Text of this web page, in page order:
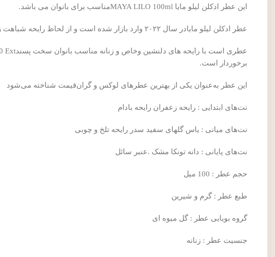
این عطر ادکلن لیلو مایا MAYA LILO 100mlمناسب برای بانوان می باشد.
عطر ادکلن لیلو مایادر سال ۲۰۲۲ وارد بازار شده است و از لحاظ رایحه شباهت زیادی به ادکلن اسانس عطر باکارت رژ دارد.
برخوردار است.
این عطر به‌عنوان یکی از بهترین عطرهای لوکس و گران‌قیمت شناخته می‌شود
نت‌های ابتدایی : رایحه زعفران رایحه بادام
نت‌های میانی : یاس گلهای سفید سدر رایحه تلخ و چوبی
نت‌های پایانی : دانه تونکا مشک .عنبر سائل
حجم عطر : 100 میل
طبع عطر : گرم و شیرین
گروه بویایی عطر : گل میوه ای
جنسیت عطر : زنانه